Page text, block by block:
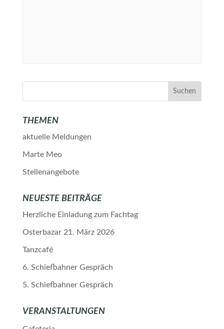
THEMEN
aktuelle Meldungen
Marte Meo
Stellenangebote
NEUESTE BEITRÄGE
Herzliche Einladung zum Fachtag
Osterbazar 21. März 2026
Tanzcafé
6. Schiefbahner Gespräch
5. Schiefbahner Gespräch
VERANSTALTUNGEN